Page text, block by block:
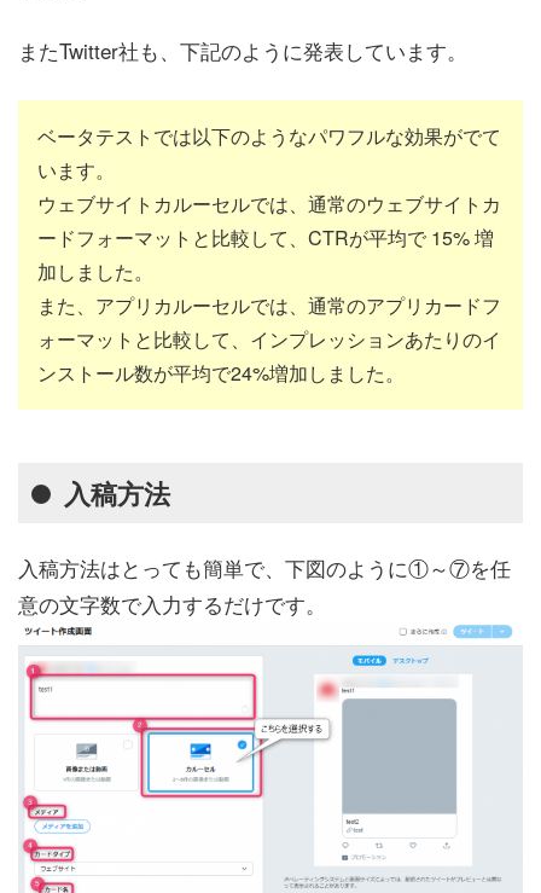
またTwitter社も、下記のように発表しています。
ベータテストでは以下のようなパワフルな効果がでて
います。
ウェブサイトカルーセルでは、通常のウェブサイトカ
ードフォーマットと比較して、CTRが平均で 15% 増
加しました。
また、アプリカルーセルでは、通常のアプリカードフ
ォーマットと比較して、インプレッションあたりのイ
ンストール数が平均で24%増加しました。
入稿方法
入稿方法はとっても簡単で、下図のように①～⑦を任
意の文字数で入力するだけです。